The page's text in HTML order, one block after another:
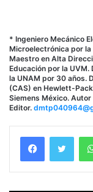
* Ingeniero Mecánico
Microelectrónica por la
Maestro en Alta
Educación por la UVM.
la UNAM por 30 años.
(CAS) en Hewlett-
Siemens México.
Editor.